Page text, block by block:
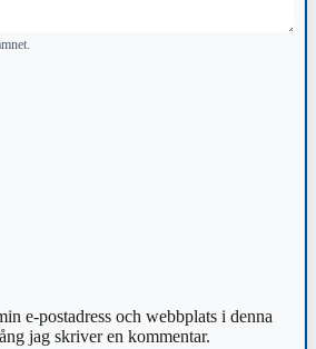
e-postadress och webbplats i denna
jag skriver en kommentar.